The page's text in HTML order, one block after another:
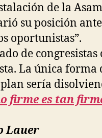
de la
su posición
oportunistas”.
de
La única forma
sería
firme es tan
Lauer